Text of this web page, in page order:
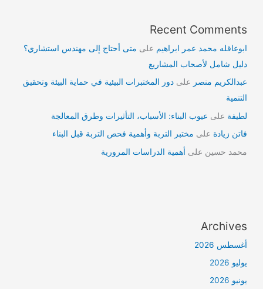
Recent Comments
ابوعاقله محمد عمر ابراهيم على متى أحتاج إلى مهندس استشاري؟
دليل شامل لأصحاب المشاريع
عبدالكريم منصر علىدور المختبرات البيئية في حماية البيئة وتحقيق
التنمية
لطيفة على عيوب البناء: الأسباب، التأثيرات وطرق المعالجة
فاتن زيادة على مختبر التربة وأهمية فحص التربة قبل البناء
محمد حسين على أهمية الدراسات المرورية
Archives
أغسطس 2026
يوليو 2026
يونيو 2026